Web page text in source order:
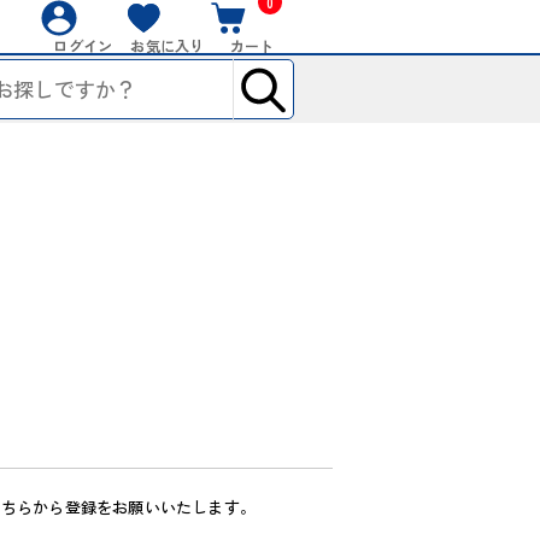
ログイン お気に入り カート
らから登録をお願いいたします。